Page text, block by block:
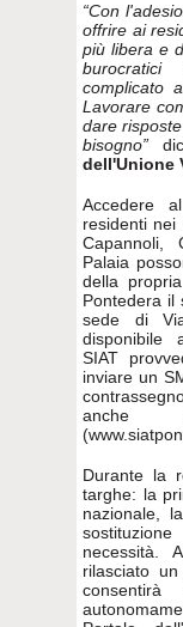
“Con
offrire ai
più libera e
complicato
Lavorare
dare
bisogno”
dell'Unione
Accedere
residenti nei
Capannoli,
Palaia
della
Pontedera il
sede di
disponibile
SIAT
inviare un
anche
Durante la
targhe: la
nazionale,
necessità.
rilasciato